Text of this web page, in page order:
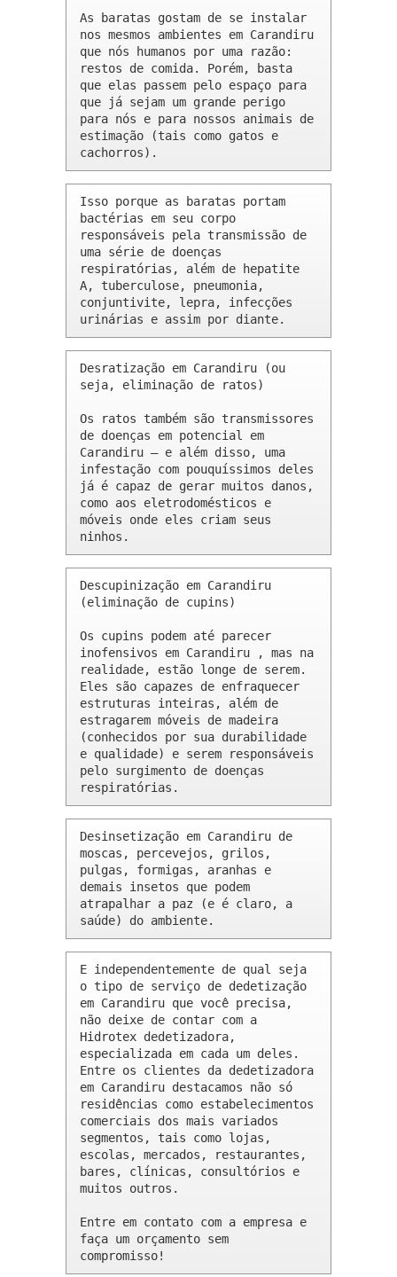
As baratas gostam de se instalar
nos mesmos ambientes em Carandiru
que nós humanos por uma razão:
restos de comida. Porém, basta
que elas passem pelo espaço para
que já sejam um grande perigo
para nós e para nossos animais de
estimação (tais como gatos e
cachorros).
Isso porque as baratas portam
bactérias em seu corpo
responsáveis pela transmissão de
uma série de doenças
respiratórias, além de hepatite
A, tuberculose, pneumonia,
conjuntivite, lepra, infecções
urinárias e assim por diante.
Desratização em Carandiru (ou
seja, eliminação de ratos)
Os ratos também são transmissores
de doenças em potencial em
Carandiru – e além disso, uma
infestação com pouquíssimos deles
já é capaz de gerar muitos danos,
como aos eletrodomésticos e
móveis onde eles criam seus
ninhos.
Descupinização em Carandiru
(eliminação de cupins)
Os cupins podem até parecer
inofensivos em Carandiru , mas na
realidade, estão longe de serem.
Eles são capazes de enfraquecer
estruturas inteiras, além de
estragarem móveis de madeira
(conhecidos por sua durabilidade
e qualidade) e serem responsáveis
pelo surgimento de doenças
respiratórias.
Desinsetização em Carandiru de
moscas, percevejos, grilos,
pulgas, formigas, aranhas e
demais insetos que podem
atrapalhar a paz (e é claro, a
saúde) do ambiente.
E independentemente de qual seja
o tipo de serviço de dedetização
em Carandiru que você precisa,
não deixe de contar com a
Hidrotex dedetizadora,
especializada em cada um deles.
Entre os clientes da dedetizadora
em Carandiru destacamos não só
residências como estabelecimentos
comerciais dos mais variados
segmentos, tais como lojas,
escolas, mercados, restaurantes,
bares, clínicas, consultórios e
muitos outros.
Entre em contato com a empresa e
faça um orçamento sem
compromisso!